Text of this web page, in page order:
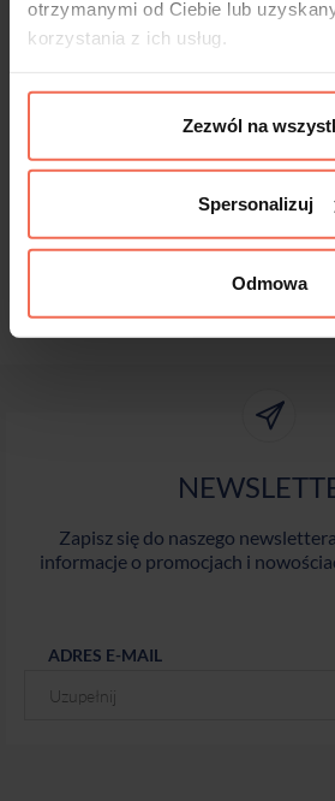
otrzymanymi od Ciebie lub
korzystania z ich usług.
Zezwól na
Spersonalizuj
Odmowa
Zapisz się do naszego
informacje o promocjach i
ADRES E-MAIL